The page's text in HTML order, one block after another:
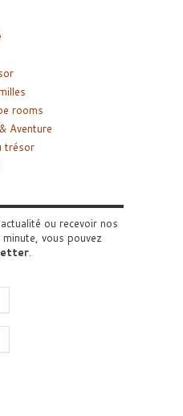
rooms
Aventure
trésor
ou recevoir nos
vous pouvez
.